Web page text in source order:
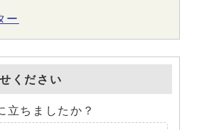
ー
ください
立ちましたか？